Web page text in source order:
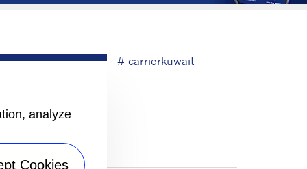
# carrierkuwait
analyze
Cookies